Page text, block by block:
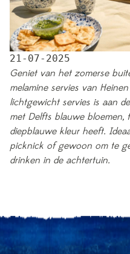
21-07-2025
Geniet van het zomerse
melamine servies van
lichtgewicht servies is aan
met Delfts blauwe
diepblauwe kleur heeft.
picknick of gewoon om te
drinken in de achtertuin.